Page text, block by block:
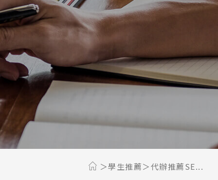
關於簽證
生活資訊
跟著遊學大使看世界
學習要領
工作規範
生涯規劃
學生推薦 代辦推薦SE...